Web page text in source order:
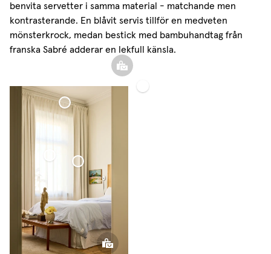
benvita servetter i samma material - matchande men
kontrasterande. En blåvit servis tillför en medveten
mönsterkrock, medan bestick med bambuhandtag från
franska Sabré adderar en lekfull känsla.
Tunn LinnegardinMörkläggande
Linnegardin
Måttbeställd
Dubbel
FROM US, FIRST
New products, collections and inspiration from
Gotain